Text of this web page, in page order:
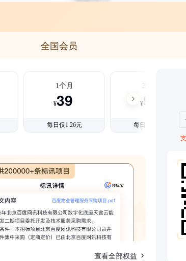
全国会员
1个月
¥39
每日仅1.26元
3个月
¥99
每日仅1.08元
查看全部权益